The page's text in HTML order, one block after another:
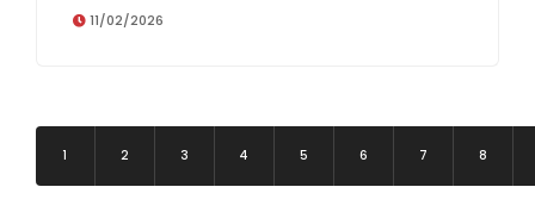
11/02/2026
1 2 3 4 5 6 7 8